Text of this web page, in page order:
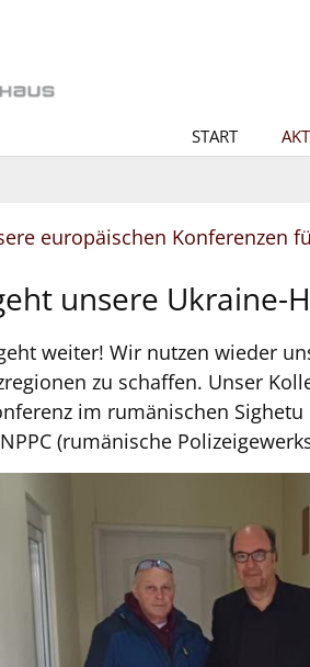
START
europäischen Konferenzen
unsere Ukraine-
weiter! Wir nutzen wieder
zu schaffen. Unser
im rumänischen
(rumänische